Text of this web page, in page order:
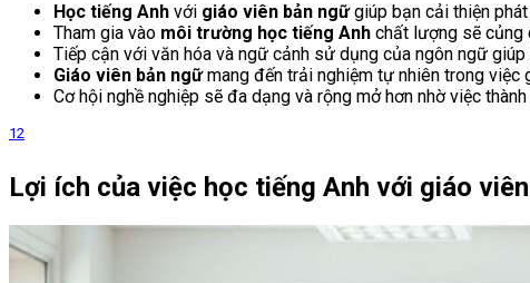
Học tiếng Anh với giáo viên bản ngữgiúp bạn cải thiện phát
Tham gia vào môi trường học tiếng Anh chất lượng sẽ
Tiếp cận với văn hóa và ngữ cảnh sử dụng của ngôn ngữ giúp
Giáo viên bản ngữmang đến trải nghiệm tự nhiên trong việc
Cơ hội nghề nghiệp sẽ đa dạng và rộng mở hơn nhờ việc
12
Lợi ích của việc học tiếng Anh với giáo